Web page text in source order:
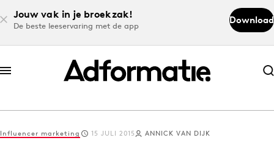
Jouw vak in je broekzak!
De beste leeservaring met de app
Download
Abonneer nu
Abonneer nu
Log in
Influencer marketing 15 JULI 2015 ANNICK VAN DIJK